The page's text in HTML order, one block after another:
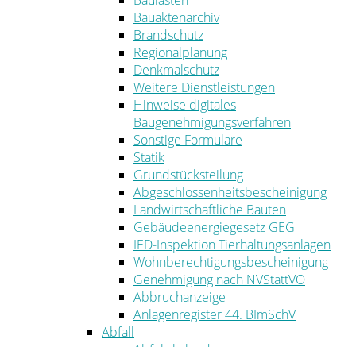
Bauaktenarchiv
Brandschutz
Regionalplanung
Denkmalschutz
Weitere Dienstleistungen
Hinweise digitales
Baugenehmigungsverfahren
Sonstige Formulare
Statik
Grundstücksteilung
Abgeschlossenheitsbescheinigung
Landwirtschaftliche Bauten
Gebäudeenergiegesetz GEG
IED-Inspektion Tierhaltungsanlagen
Wohnberechtigungsbescheinigung
Genehmigung nach NVStättVO
Abbruchanzeige
Anlagenregister 44. BImSchV
Abfall